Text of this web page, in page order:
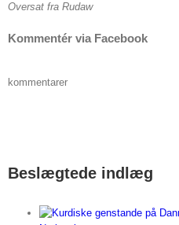
Oversat fra Rudaw
Kommentér via Facebook
kommentarer
Beslægtede indlæg